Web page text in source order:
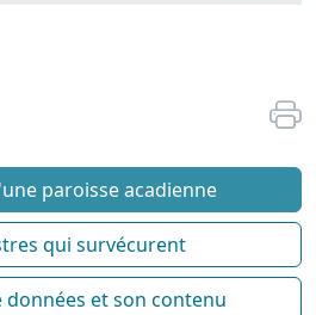
paroisse acadienne
qui survécurent
données et son contenu